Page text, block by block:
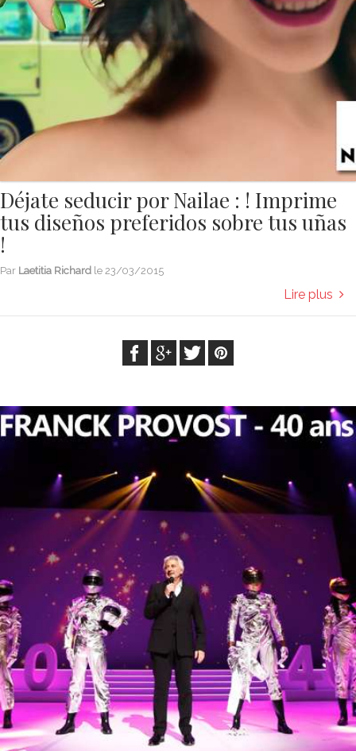
Déjate seducir por Nailae : ! Imprime
tus diseños preferidos sobre tus uñas
!
Par Laetitia Richard le 23/03/2015
Lire plus